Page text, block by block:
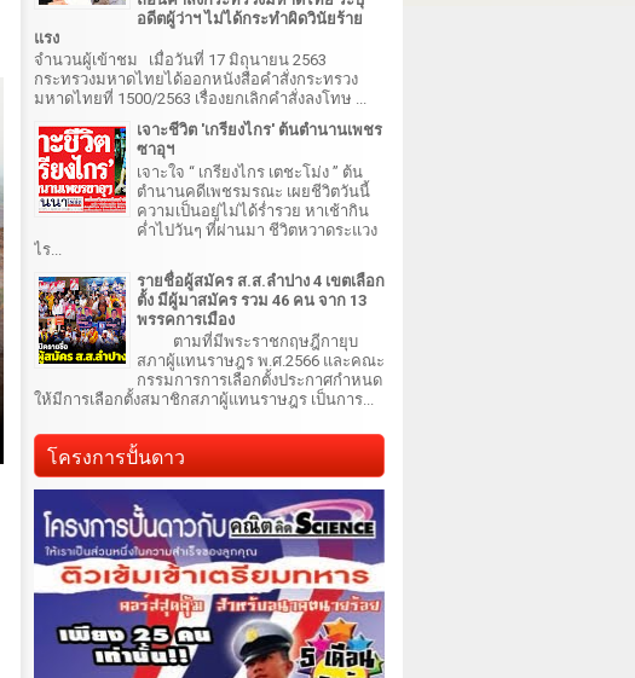
อดีตผู้ว่าฯ ไม่ได้กระทำผิดวินัยร้าย
แรง
จำนวนผู้เข้าชม เมื่อวันที่ 17 มิถุนายน 2563
กระทรวงมหาดไทยได้ออกหนังสือคำสั่งกระทรวง
มหาดไทยที่ 1500/2563 เรื่องยกเลิกคำสั่งลงโทษ ...
เจาะชีวิต 'เกรียงไกร' ต้นตำนานเพชร
ซาอุฯ
เจาะใจ “ เกรียงไกร เตชะโม่ง ” ต้น
ตำนานคดีเพชรมรณะ เผยชีวิตวันนี้
ความเป็นอยู่ไม่ได้ร่ำรวย หาเช้ากิน
ค่ำไปวันๆ ที่ผ่านมา ชีวิตหวาดระแวง
ไร...
รายชื่อผู้สมัคร ส.ส.ลำปาง 4 เขตเลือก
ตั้ง มีผู้มาสมัคร รวม 46 คน จาก 13
พรรคการเมือง
ตามที่มีพระราชกฤษฎีกายุบ
สภาผู้แทนราษฎร พ.ศ.2566 และคณะ
กรรมการการเลือกตั้งประกาศกำหนด
ให้มีการเลือกตั้งสมาชิกสภาผู้แทนราษฎร เป็นการ...
โครงการปั้นดาว